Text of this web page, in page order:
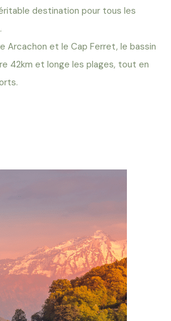
destination pour tous les
Arcachon et le Cap Ferret, le bassin
42km et longe les plages, tout en